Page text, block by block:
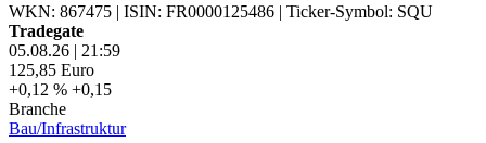
WKN: 867475 | ISIN: FR0000125486 | Ticker-Symbol: SQU
Tradegate
05.08.26 | 21:59
125,85 Euro
+0,12 % +0,15
Branche
Bau/Infrastruktur